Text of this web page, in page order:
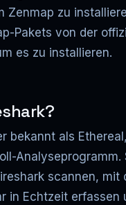
Zenmap zu
Pakets von der
es zu installieren.
bekannt als
Analyseprogramm.
scannen, mit
in Echtzeit erfassen